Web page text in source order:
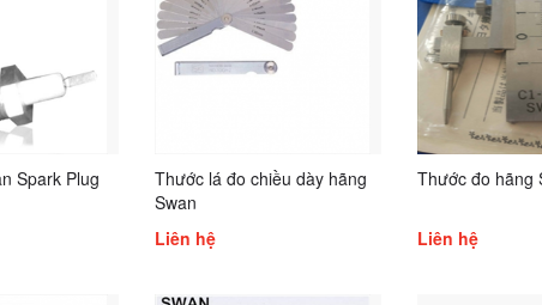
Spark Plug
Thước lá đo chiều dày hãng
Swan
Liên hệ
Thước đo hãng
Liên hệ